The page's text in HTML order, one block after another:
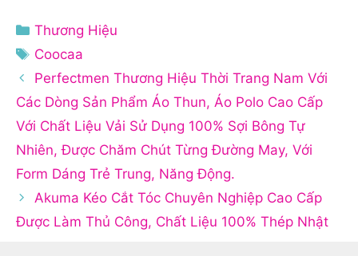
Danh
mục
Thương Hiệu
Thẻ
Coocaa
Perfectmen Thương Hiệu Thời Trang Nam Với
Các Dòng Sản Phẩm Áo Thun, Áo Polo Cao Cấp
Với Chất Liệu Vải Sử Dụng 100% Sợi Bông Tự
Nhiên, Được Chăm Chút Từng Đường May, Với
Form Dáng Trẻ Trung, Năng Động.
Akuma Kéo Cắt Tóc Chuyên Nghiệp Cao Cấp
Được Làm Thủ Công, Chất Liệu 100% Thép Nhật